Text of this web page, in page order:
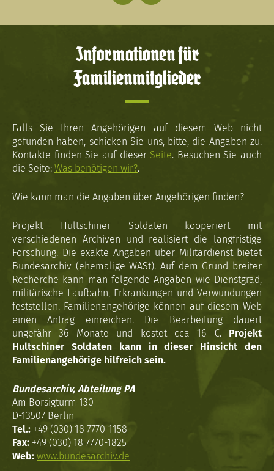
Informationen für
Familienmitglieder
Falls Sie Ihren Angehörigen auf diesem Web nicht
gefunden haben, schicken Sie uns, bitte, die Angaben zu.
Kontakte finden Sie auf dieser Seite. Besuchen Sie auch
die Seite: Was benötigen wir?.
Wie kann man die Angaben über Angehörigen finden?
Projekt Hultschiner Soldaten kooperiert mit
verschiedenen Archiven und realisiert die langfristige
Forschung. Die exakte Angaben über Militärdienst bietet
Bundesarchiv (ehemalige WASt). Auf dem Grund breiter
Recherche kann man folgende Angaben wie Dienstgrad,
militärische Laufbahn, Erkrankungen und Verwundungen
feststellen. Familienangehörige können auf diesem Web
einen Antrag einreichen. Die Bearbeitung dauert
ungefähr 36 Monate und kostet cca 16 €. Projekt
Hultschiner Soldaten kann in dieser Hinsicht den
Familienangehörige hilfreich sein.
Bundesarchiv, Abteilung PA
Am Borsigturm 130
D-13507 Berlin
Tel.: +49 (030) 18 7770-1158
Fax: +49 (030) 18 7770-1825
Web: www.bundesarchiv.de